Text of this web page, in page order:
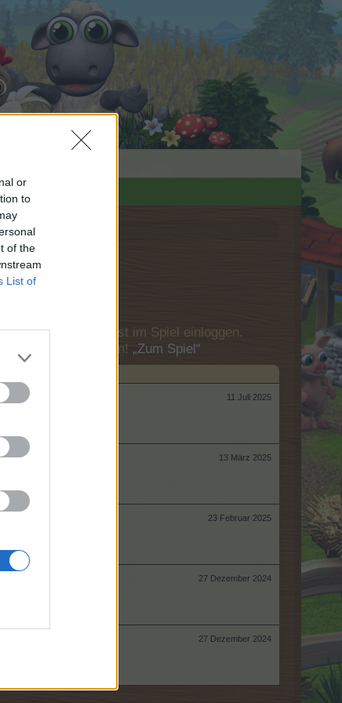
or
to
of the
List of
Dich bitte zunächst im Spiel einloggen.
in unserem Forum! „Zum Spiel“
11 Juli 2025
13 März 2025
23 Februar 2025
27 Dezember 2024
27 Dezember 2024